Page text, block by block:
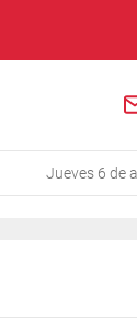
jueves 6 de